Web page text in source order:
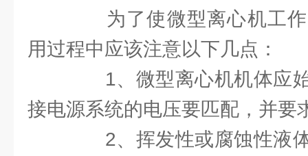
为了使微型离心机工作
用过程中应该注意以下几点：
1、微型离心机机体应始
接电源系统的电压要匹配，并要
2、挥发性或腐蚀性液体